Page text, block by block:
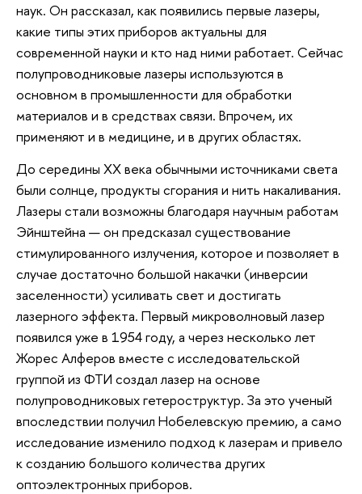
наук. Он рассказал, как появились первые лазеры,
какие типы этих приборов актуальны для
современной науки и кто над ними работает. Сейчас
полупроводниковые лазеры используются в
основном в промышленности для обработки
материалов и в средствах связи. Впрочем, их
применяют и в медицине, и в других областях.
До середины XX века обычными источниками света
были солнце, продукты сгорания и нить накаливания.
Лазеры стали возможны благодаря научным работам
Эйнштейна — он предсказал существование
стимулированного излучения, которое и позволяет в
случае достаточно большой накачки (инверсии
заселенности) усиливать свет и достигать
лазерного эффекта. Первый микроволновый лазер
появился уже в 1954 году, а через несколько лет
Жорес Алферов вместе с исследовательской
группой из ФТИ создал лазер на основе
полупроводниковых гетероструктур. За это ученый
впоследствии получил Нобелевскую премию, а само
исследование изменило подход к лазерам и привело
к созданию большого количества других
оптоэлектронных приборов.